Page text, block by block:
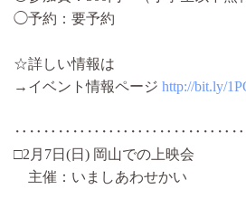
◯予約：要予約
☆詳しい情報は
→イベント情報ページ http://bit.ly/
□2月7日(日) 岡山での上映会
主催：いましあわせかい